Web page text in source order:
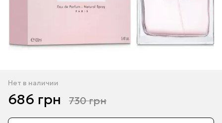
Нет в наличии
686 грн 730 грн